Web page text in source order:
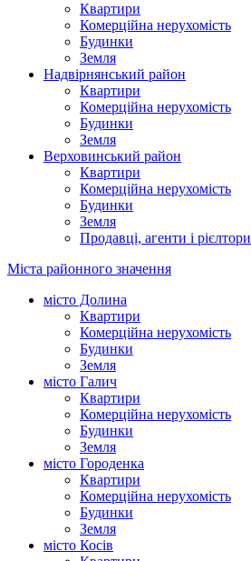
Квартири
Комерційна нерухомість
Будинки
Земля
Надвірнянський район
Квартири
Комерційна нерухомість
Будинки
Земля
Верховинський район
Квартири
Комерційна нерухомість
Будинки
Земля
Продавці, агенти і рієлтори
Міста районного значення
місто Долина
Квартири
Комерційна нерухомість
Будинки
Земля
місто Галич
Квартири
Комерційна нерухомість
Будинки
Земля
місто Городенка
Квартири
Комерційна нерухомість
Будинки
Земля
місто Косів